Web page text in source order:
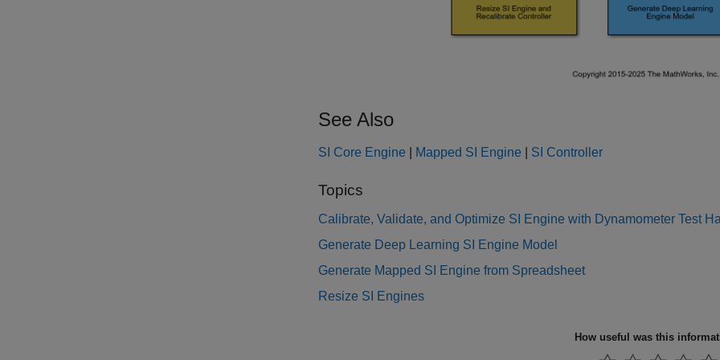
See Also
SI Core Engine Mapped SI Engine SI Controller
Topics
Calibrate, Validate, and Optimize SI Engine with Dynamometer Test
Generate Deep Learning SI Engine Model
Generate Mapped SI Engine from Spreadsheet
Resize SI Engines
How useful was this